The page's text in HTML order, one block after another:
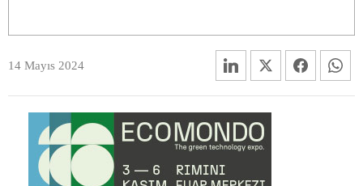
14 Mayıs 2024